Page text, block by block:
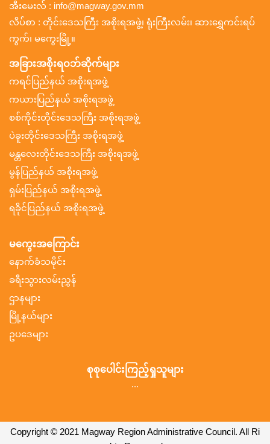
အီးမေးလ် : info@magway.gov.mm
လိပ်စာ : တိုင်းဒေသကြီး အစိုးရအဖွဲ့၊ ရုံးကြီးလမ်း၊ ဆားရွှေကင်းရပ်
ကွက်၊ မကွေးမြို့။
အခြားအစိုးရဝဘ်ဆိုက်များ
ကရင်ပြည်နယ် အစိုးရအဖွဲ့
ကယားပြည်နယ် အစိုးရအဖွဲ့
စစ်ကိုင်းတိုင်းဒေသကြီး အစိုးရအဖွဲ့
ပဲခူးတိုင်းဒေသကြီး အစိုးရအဖွဲ့
မန္တလေးတိုင်းဒေသကြီး အစိုးရအဖွဲ့
မွန်ပြည်နယ် အစိုးရအဖွဲ့
ရှမ်းပြည်နယ် အစိုးရအဖွဲ့
ရခိုင်ပြည်နယ် အစိုးရအဖွဲ့
မကွေးအကြောင်း
နောက်ခံသမိုင်း
ခရီးသွားလမ်းညွှန်
ဌာနများ
မြို့နယ်များ
ဥပဒေများ
စုစုပေါင်းကြည့်ရှုသူများ
...
Copyright © 2021 Magway Region Administrative Council. All Ri